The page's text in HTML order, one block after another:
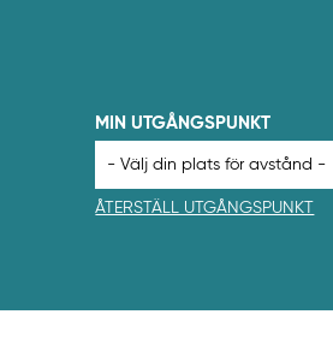
MIN UTGÅNGSPUNKT
ÅTERSTÄLL UTGÅNGSPUNKT